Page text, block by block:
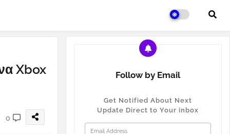
Xbox
0
Follow by Email
Get Notified About Next
Update Direct to Your inbox